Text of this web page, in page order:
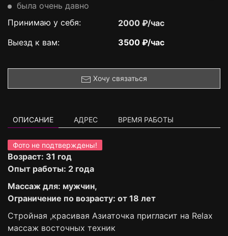
была очень давно
Принимаю у себя:
2000 ₽/час
Выезд к вам:
3500 ₽/час
Хочу связаться
ОПИСАНИЕ АДРЕС ВРЕМЯ РАБОТЫ
Фото не подтверждены!
Возраст: 31 год
Опыт работы: 2 года
Массаж для: мужчин,
Ограничение по возрасту: от 18 лет
Стройная ,красивая Азиаточка пригласит на Relax
массаж восточных техник